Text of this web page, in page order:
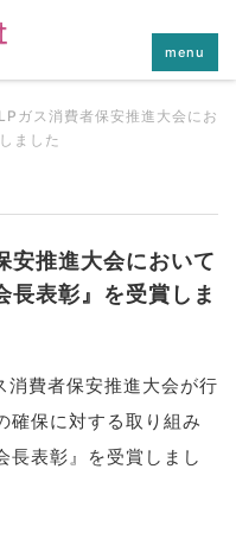
menu
ガス消費者保安推進大会にお
ました
安推進大会において
長表彰』を受賞しま
費者保安推進大会が行
確保に対する取り組み
長表彰』を受賞しまし